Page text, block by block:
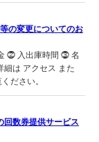
の変更についてのお
⓶ 入出庫時間 ⓷ 名
細は アクセス また
ださい。
回数券提供サービス